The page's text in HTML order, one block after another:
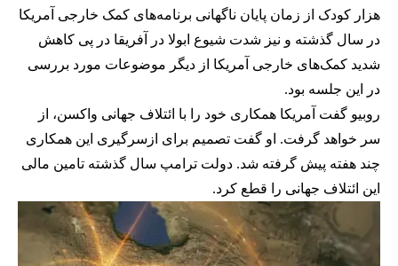
هزار کودک از زمان پایان ناگهانی برنامه‌های کمک خارجی آمریکا
در سال گذشته و نیز شدت شیوع ابولا در آفریقا در پی کاهش
شدید کمک‌های خارجی آمریکا از دیگر موضوعات مورد بررسی
در این جلسه بود.
روبیو گفت آمریکا همکاری خود را با ائتلاف جهانی واکسن، از
سر خواهد گرفت. او گفت تصمیم برای ازسرگیری این همکاری
چند هفته پیش گرفته شد. دولت ترامپ سال گذشته تامین مالی
این ائتلاف جهانی را قطع کرد.